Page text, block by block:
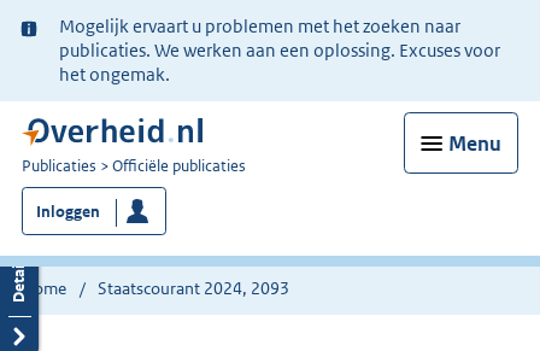
Ter
informatie:
Mogelijk ervaart u problemen met het zoeken naar
publicaties. We werken aan een oplossing. Excuses voor
het ongemak.
Menu
U
bent
nu
hier:
Publicaties Officiële publicaties
Inloggen
Home Staatscourant 2024, 2093